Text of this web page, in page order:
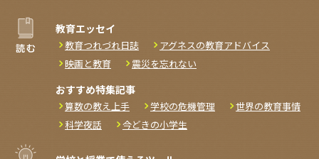
教育エッセイ
教育つれづれ日誌
アグネスの教育アドバイス
映画と教育
震災を忘れない
おすすめ特集記事
算数の教え上手 学校の危機管理
世界の教育事情
科学夜話
今どきの小学生